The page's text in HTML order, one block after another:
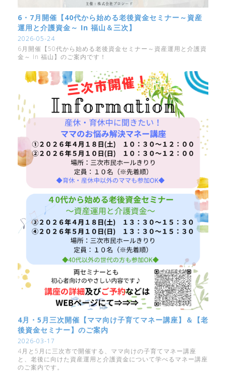
6・7月開催【40代から始める老後資金セミナー～資産
運用と介護資金～ In 福山＆三次】
2026-05-24
6月開催【50代から始める老後資金セミナー～資産運用と介護資
金～ In 福山】のご案内です！
4月・5月三次開催【ママ向け子育てマネー講座】＆【老
後資金セミナー】のご案内
2026-03-17
4月と5月に三次市で開催する、ママ向けの子育てマネー講座
と、老後に向けた資産運用と介護資金について学べるマネー講座
のご案内です。